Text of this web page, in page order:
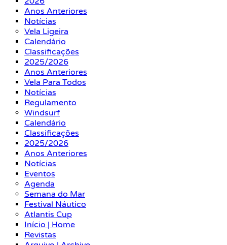
Anos Anteriores
Notícias
Vela Ligeira
Calendário
Classificações
2025/2026
Anos Anteriores
Vela Para Todos
Notícias
Regulamento
Windsurf
Calendário
Classificações
2025/2026
Anos Anteriores
Notícias
Eventos
Agenda
Semana do Mar
Festival Náutico
Atlantis Cup
Início | Home
Revistas